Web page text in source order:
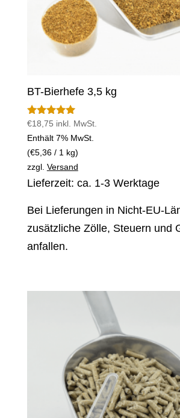
BT-Bierhefe 3,5 kg
Bewertet mit
von 5
€18,75 inkl. MwSt.
Enthält 7% MwSt.
(€5,36/ 1 kg)
zzgl. Versand
Lieferzeit: ca. 1-3 Werktage
Bei Lieferungen in Nicht-EU-
zusätzliche Zölle, Steuern und
anfallen.